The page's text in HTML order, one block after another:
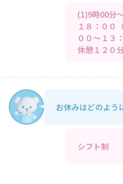
(1)9時00分
１８：００
００～１
休憩１２０
お休みはどのよう
シフト制